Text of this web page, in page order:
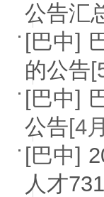
公告汇
[巴中]
的公告
[巴中]
公告[4
[巴中]
人才